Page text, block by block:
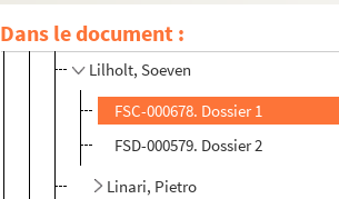
Dans le document :
FSC-000677. Lievin, Gérald
Lilholt, Soeven
FSC-000678. Dossier 1
FSD-000579. Dossier 2
Linari, Pietro